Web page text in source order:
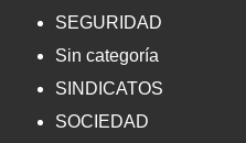
SEGURIDAD
Sin categoría
SINDICATOS
SOCIEDAD